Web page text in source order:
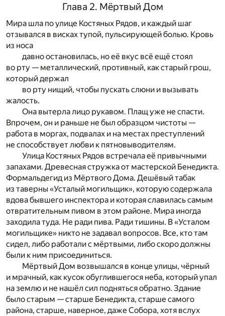
Глава 2. Мёртвый Дом
Мира шла по улице Костяных Рядов, и каждый шаг
отзывался в висках тупой, пульсирующей болью. Кровь
из носа
давно остановилась, но её вкус всё ещё стоял
во рту — металлический, противный, как старый грош,
который держал
во рту нищий, чтобы пускать слюни и вызывать
жалость.
Она вытерла лицо рукавом. Плащ уже не спасти.
Впрочем, он и раньше не был образцом чистоты —
работа в моргах, подвалах и на местах преступлений
не способствует любви к пятновыводителям.
Улица Костяных Рядов встречала её привычными
запахами. Древесная стружка от мастерской Бенедикта.
Формальдегид из Мёртвого Дома. Дешёвый табак
из таверны «Усталый могильщик», которую содержала
вдова бывшего инспектора и которая славилась самым
отвратительным пивом в этом районе. Мира иногда
заходила туда. Не ради пива. Ради тишины. В «Усталом
могильщике» никто не задавал вопросов. Все, кто там
сидел, либо работали с мёртвыми, либо скоро должны
были к ним присоединиться.
Мёртвый Дом возвышался в конце улицы, чёрный
и мрачный, как кусок обуглившегося неба, который упал
на землю и не нашёл сил подняться обратно. Здание
было старым — старше Бенедикта, старше самого
района, старше, наверное, даже Собора, хотя вслух